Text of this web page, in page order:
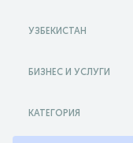
УЗБЕКИСТАН
БИЗНЕС И УСЛУГИ
КАТЕГОРИЯ